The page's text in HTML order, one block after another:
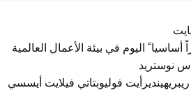
أساسيا ً اليوم في بيئة الأعمال العالمية
نوستريد
فوليوبتاتي فيلايت أيسسي